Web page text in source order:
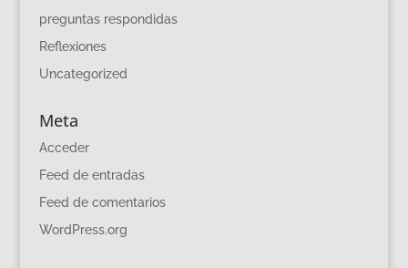
preguntas respondidas
Reflexiones
Uncategorized
Meta
Acceder
Feed de entradas
Feed de comentarios
WordPress.org